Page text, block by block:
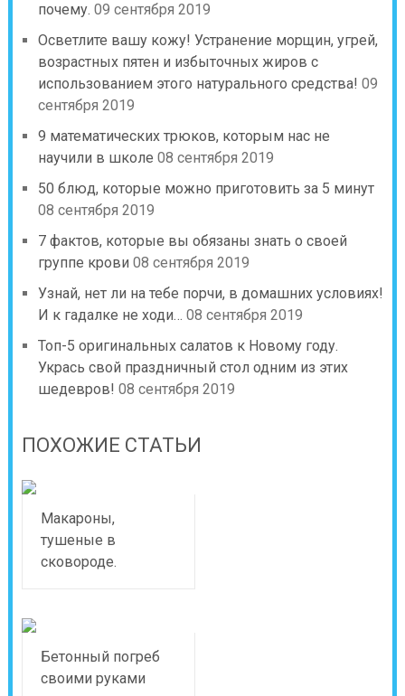
почему. 09 сентября 2019
Осветлите вашу кожу! Устранение морщин, угрей,
возрастных пятен и избыточных жиров с
использованием этого натурального средства! 09
сентября 2019
9 математических трюков, которым нас не
научили в школе 08 сентября 2019
50 блюд, которые можно приготовить за 5 минут
08 сентября 2019
7 фактов, которые вы обязаны знать о своей
группе крови 08 сентября 2019
Узнай, нет ли на тебе порчи, в домашних условиях!
И к гадалке не ходи… 08 сентября 2019
Топ-5 оригинальных салатов к Новому году.
Укрась свой праздничный стол одним из этих
шедевров! 08 сентября 2019
ПОХОЖИЕ СТАТЬИ
Макароны,
тушеные в
сковороде.
Бетонный погреб
своими руками